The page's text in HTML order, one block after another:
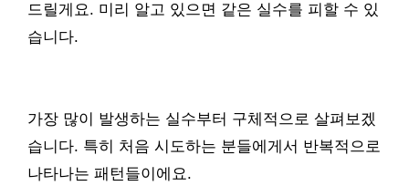
드릴게요. 미리 알고 있으면 같은 실수를 피할 수 있
습니다.
가장 많이 발생하는 실수부터 구체적으로 살펴보겠
습니다. 특히 처음 시도하는 분들에게서 반복적으로
나타나는 패턴들이에요.